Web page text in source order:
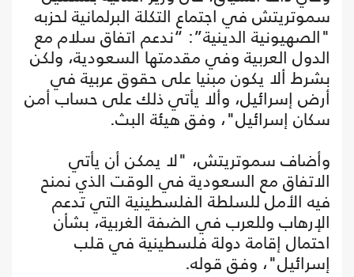
سموتريتش في اجتماع التكلة البرلمانية لحزبه
"الصهيونية الدينية”: “ندعم اتفاق سلام مع
الدول العربية وفي مقدمتها السعودية، ولكن
بشرط ألا يكون مبنيا على حقوق عربية في
أرض إسرائيل، وألا يأتي ذلك على حساب أمن
سكان إسرائيل"، وفق هيئة البث.
وأضاف سموتريتش، "لا يمكن أن يأتي
الاتفاق مع السعودية في الوقت الذي نمنح
فيه الأمل للسلطة الفلسطينية التي تدعم
الإرهاب وللعرب في الضفة الغربية، بشأن
احتمال إقامة دولة فلسطينية في قلب
إسرائيل"، وفق قوله.